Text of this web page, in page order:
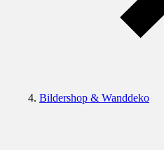
Bildershop & Wanddeko